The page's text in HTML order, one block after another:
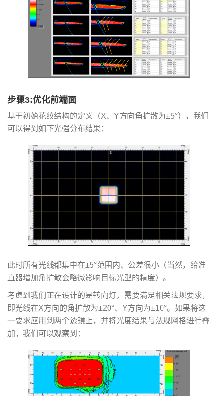
步骤3:优化前端面
基于初始花纹结构的定义（X、Y方向角扩散为±5°），我们
可以得到如下光强分布结果：
此时所有光线都集中在±5°范围内、公差很小（当然，给准
直器增加角扩散会略微影响目标光型的精度）。
考虑到我们正在设计的是转向灯，需要满足相关法规要求，
即光线在X方向的角扩散为±20°、Y方向为±10°。如果将这
一要求应用到两个透镜上，并将光度结果与法规网格进行叠
加，我们可以观察到：